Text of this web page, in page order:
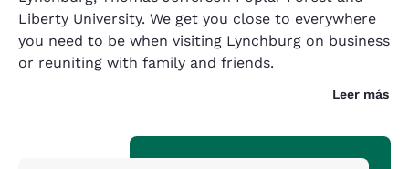
Liberty University. We get you close to everywhere
you need to be when visiting Lynchburg on business
or reuniting with family and friends.
Leer más